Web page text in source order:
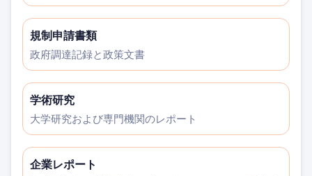
規制申請書類
政府調達記録と政策文書
学術研究
大学研究および専門機関のレポート
企業レポート